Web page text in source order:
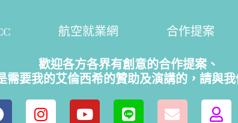
航空就業網 合作提案
歡迎各方各界有創意的合作提案、
需要我的艾倫西希的贊助及演講的，請與我